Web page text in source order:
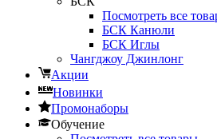
Посмотреть все
БСК Канюли
БСК Иглы
Чангджоу Джинлонг
Акции
Новинки
Промонаборы
Обучение